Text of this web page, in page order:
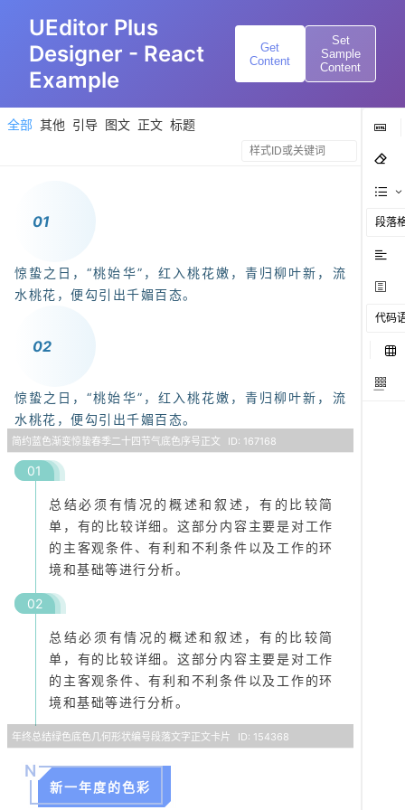
UEditor Plus
Designer - React
Example
Get
Content
Set
Sample
Content
全部 其他 引导 图文 正文 标题
01
惊蛰之日，“桃始华”，红入桃花嫩，青归柳叶新，流
水桃花，便勾引出千媚百态。
02
惊蛰之日，“桃始华”，红入桃花嫩，青归柳叶新，流
水桃花，便勾引出千媚百态。
简约蓝色渐变惊蛰春季二十四节气底色序号正文 ID: 167168
01
总结必须有情况的概述和叙述，有的比较简
单，有的比较详细。这部分内容主要是对工作
的主客观条件、有利和不利条件以及工作的环
境和基础等进行分析。
02
总结必须有情况的概述和叙述，有的比较简
单，有的比较详细。这部分内容主要是对工作
的主客观条件、有利和不利条件以及工作的环
境和基础等进行分析。
年终总结绿色底色几何形状编号段落文字正文卡片 ID: 154368
新一年度的色彩
N
段落
代码